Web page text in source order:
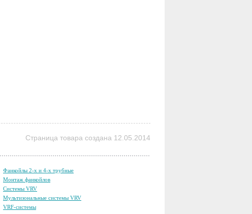
Страница товара создана 12.05.2014
Фанкойлы 2-х и 4-х трубные
Монтаж фанкойлов
Системы VRV
Мультизональные системы VRV
VRF-системы